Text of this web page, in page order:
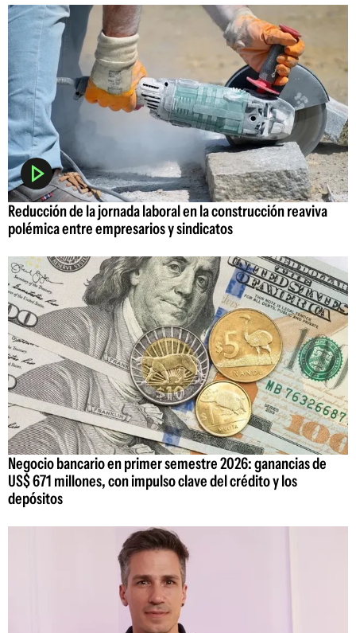
Reducción de la jornada laboral en la construcción reaviva
polémica entre empresarios y sindicatos
Negocio bancario en primer semestre 2026: ganancias de
US$ 671 millones, con impulso clave del crédito y los
depósitos